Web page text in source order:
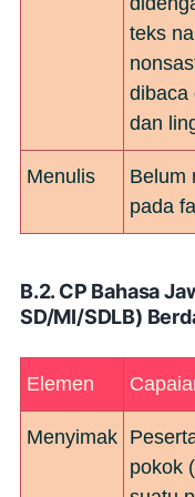
teks
dibaca
dan
Menulis
Belum
pada
B.2. CP Bahasa
SD/MI/SDLB)
Elemen
Menyimak
pokok